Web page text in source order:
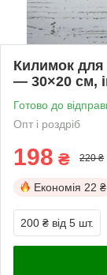
Килимок для
— 30×20 см,
Готово до
Опт і роздріб
198 ₴ 220 ₴
Економія 22 ₴
200 ₴ від 5 шт.